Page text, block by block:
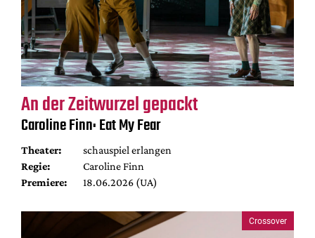
An der Zeitwurzel gepackt
Caroline Finn: Eat My Fear
Theater:
schauspiel erlangen
Regie:
Caroline Finn
Premiere:
18.06.2026 (UA)
Crossover